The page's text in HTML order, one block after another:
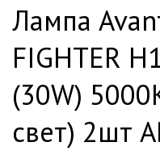
Лампа
FIGHTER
(30W)
свет) 2шт